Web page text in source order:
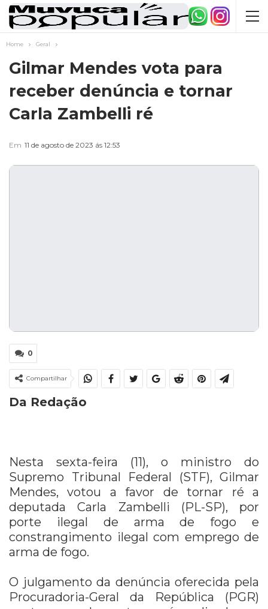
Home Geral
Gilmar Mendes vota para
receber denúncia e tornar
Carla Zambelli ré
Em 11 de agosto de 2023 ás 12:53
0
Compartilhar
Da Redação
Nesta sexta-feira (11), o ministro do
Supremo Tribunal Federal (STF), Gilmar
Mendes, votou a favor de tornar ré a
deputada Carla Zambelli (PL-SP), por
porte ilegal de arma de fogo e
constrangimento ilegal com emprego de
arma de fogo.
O julgamento da denúncia oferecida pela
Procuradoria-Geral da República (PGR)